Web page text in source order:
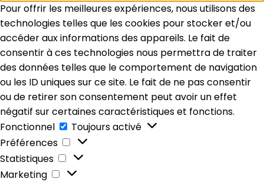
Pour offrir les meilleures expériences, nous utilisons des
technologies telles que les cookies pour stocker et/ou
accéder aux informations des appareils. Le fait de
consentir à ces technologies nous permettra de traiter
des données telles que le comportement de navigation
ou les ID uniques sur ce site. Le fait de ne pas consentir
ou de retirer son consentement peut avoir un effet
négatif sur certaines caractéristiques et fonctions.
Fonctionnel
Fonctionnel
Toujours activé
Préférences
Préférences
Statistiques
Statistiques
Marketing
Marketing